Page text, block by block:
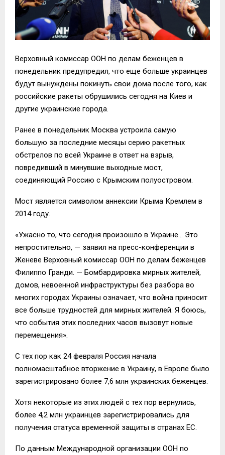
Верховный комиссар ООН по делам беженцев в
понедельник предупредил, что еще больше украинцев
будут вынуждены покинуть свои дома после того, как
российские ракеты обрушились сегодня на Киев и
другие украинские города.
Ранее в понедельник Москва устроила самую
большую за последние месяцы серию ракетных
обстрелов по всей Украине в ответ на взрыв,
повредивший в минувшие выходные мост,
соединяющий Россию с Крымским полуостровом.
Мост является символом аннексии Крыма Кремлем в
2014 году.
«Ужасно то, что сегодня произошло в Украине… Это
непростительно, — заявил на пресс-конференции в
Женеве Верховный комиссар ООН по делам беженцев
Филиппо Гранди. — Бомбардировка мирных жителей,
домов, невоенной инфраструктуры без разбора во
многих городах Украины означает, что война приносит
все больше трудностей для мирных жителей. Я боюсь,
что события этих последних часов вызовут новые
перемещения».
С тех пор как 24 февраля Россия начала
полномасштабное вторжение в Украину, в Европе было
зарегистрировано более 7,6 млн украинских беженцев.
Хотя некоторые из этих людей с тех пор вернулись,
более 4,2 млн украинцев зарегистрировались для
получения статуса временной защиты в странах ЕС.
По данным Международной организации ООН по